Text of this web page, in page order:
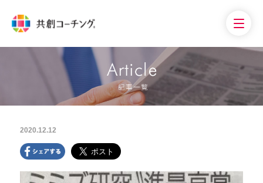
2020.12.12